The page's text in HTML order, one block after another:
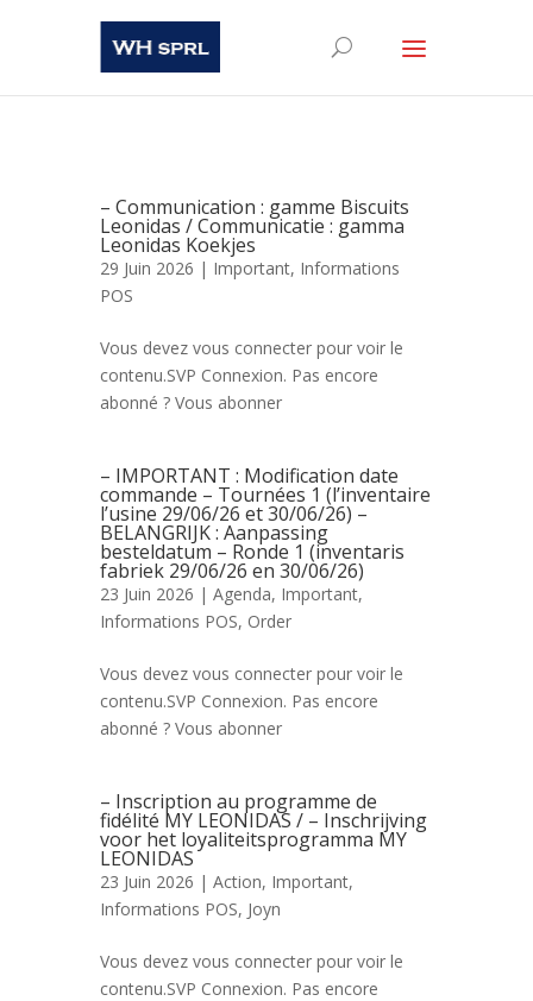
– Communication : gamme Biscuits
Leonidas / Communicatie : gamma
Leonidas Koekjes
29 Juin 2026 | Important, Informations
POS
Vous devez vous connecter pour voir le
contenu.SVP Connexion. Pas encore
abonné ? Vous abonner
– IMPORTANT : Modification date
commande – Tournées 1 (l’inventaire
l’usine 29/06/26 et 30/06/26) –
BELANGRIJK : Aanpassing
besteldatum – Ronde 1 (inventaris
fabriek 29/06/26 en 30/06/26)
23 Juin 2026 | Agenda, Important,
Informations POS, Order
Vous devez vous connecter pour voir le
contenu.SVP Connexion. Pas encore
abonné ? Vous abonner
– Inscription au programme de
fidélité MY LEONIDAS / – Inschrijving
voor het loyaliteitsprogramma MY
LEONIDAS
23 Juin 2026 | Action, Important,
Informations POS, Joyn
Vous devez vous connecter pour voir le
contenu.SVP Connexion. Pas encore